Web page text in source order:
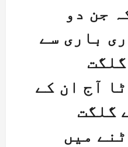
جن دو
باری سے
آج ان کے
گلگت
میں